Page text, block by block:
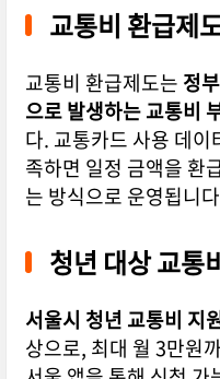
교통비 환급제
교통비 환급제도는 정
으로 발생하는 교통비
다. 교통카드 사용 데
족하면 일정 금액을 환
는 방식으로 운영됩니
청년 대상 교통
서울시 청년 교통비 지
상으로, 최대 월 3만원